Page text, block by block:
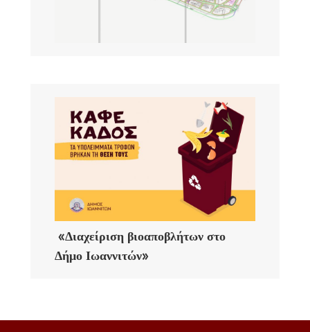
«Διαχείριση βιοαποβλήτων στο
Δήμο Ιωαννιτών»